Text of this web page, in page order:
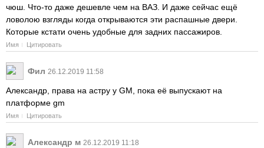
чюш. Что-то даже дешевле чем на ВАЗ. И даже сейчас ещё
ловолою взгляды когда открываются эти распашные двери.
Которые кстати очень удобные для задних пассажиров.
Имя Цитировать
Фил 26.12.2019 11:58
Александр, права на астру у GM, пока её выпускают на
платформе gm
Имя Цитировать
Александр м 26.12.2019 11:18